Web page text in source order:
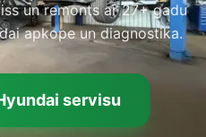
un remonts ar 27+ gadu
apkope un diagnostika.
servisu